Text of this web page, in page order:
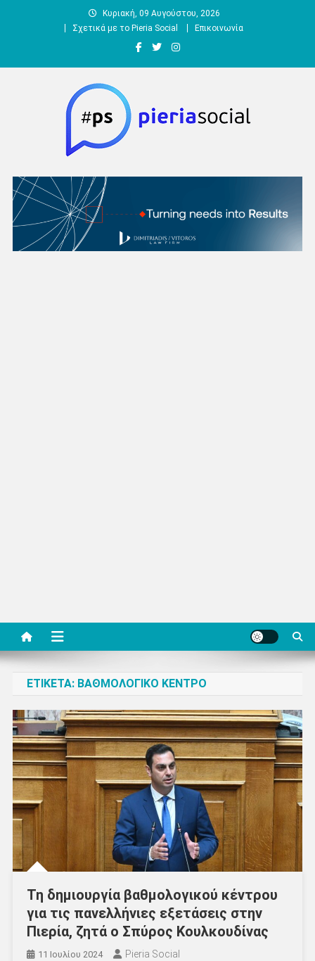
Κυριακή, 09 Αυγούστου, 2026
Σχετικά με το Pieria Social
Επικοινωνία
Pieria Social
ΕΤΙΚΈΤΑ: ΒΑΘΜΟΛΟΓΙΚΌ ΚΈΝΤΡΟ
Τη δημιουργία βαθμολογικού κέντρου
για τις πανελλήνιες εξετάσεις στην
Πιερία, ζητά ο Σπύρος Κουλκουδίνας
11 Ιουλίου 2024 Pieria Social